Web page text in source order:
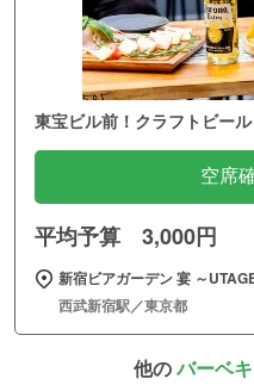
東宝ビル前！クラフトビー
空席
平均予算 3,000円
新宿ビアガーデン 宴 ～
西武新宿駅／東京都
他のバーベ